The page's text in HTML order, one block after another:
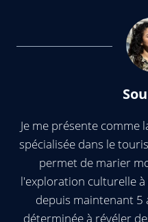
Je me présente comme
spécialisée dans le
permet de marier
l'exploration culturelle
depuis maintenant 5
déterminée à révéler